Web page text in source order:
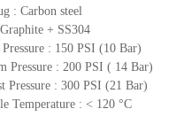
: Carbon steel
+ SS304
: 150 PSI (10 Bar)
Pressure : 200 PSI ( 14 Bar)
Pressure : 300 PSI (21 Bar)
Temperature : < 120 °C